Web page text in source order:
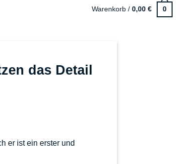
Warenkorb /0,00€ 0
das Detail
er ist ein erster und